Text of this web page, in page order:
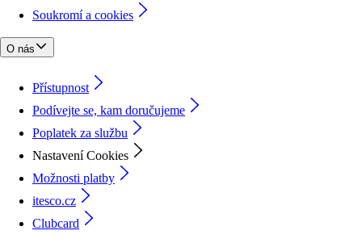
Soukromí a cookies
O nás
Přístupnost
Podívejte se, kam doručujeme
Poplatek za službu
Nastavení Cookies
Možnosti platby
itesco.cz
Clubcard